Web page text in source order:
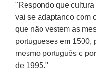
"Respondo que
vai se adaptando com
que não vestem as
portugueses em 1500,
mesmo português e
de 1995."